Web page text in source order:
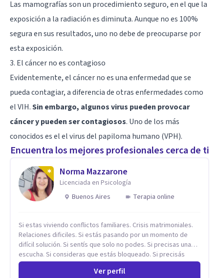
Las mamografías son un procedimiento seguro, en el que la
exposición a la radiación es diminuta. Aunque no es 100%
segura en sus resultados, uno no debe de preocuparse por
esta exposición.
3. El cáncer no es contagioso
Evidentemente, el cáncer no es una enfermedad que se
pueda contagiar, a diferencia de otras enfermedades como
el VIH.Sin embargo, algunos virus pueden provocar
cáncer y pueden ser contagiosos. Uno de los más
conocidos es el el virus del papiloma humano (VPH).
Encuentra los mejores profesionales cerca de ti
Norma Mazzarone
Licenciada en Psicología
Buenos Aires
Terapia online
Si estas viviendo conflictos familiares. Crisis matrimoniales.
Relaciones dificiles. Si estás pasando por un momento de
difícil solución. Si sentís que solo no podes. Si precisas una
escucha. Si consideras que estás bloqueado. Si precisás
comprensión. Si no logras definir proyectos, objetivos,
sueños, deseos. Si pensás que lo que te pasa no es tan
Ver perfil